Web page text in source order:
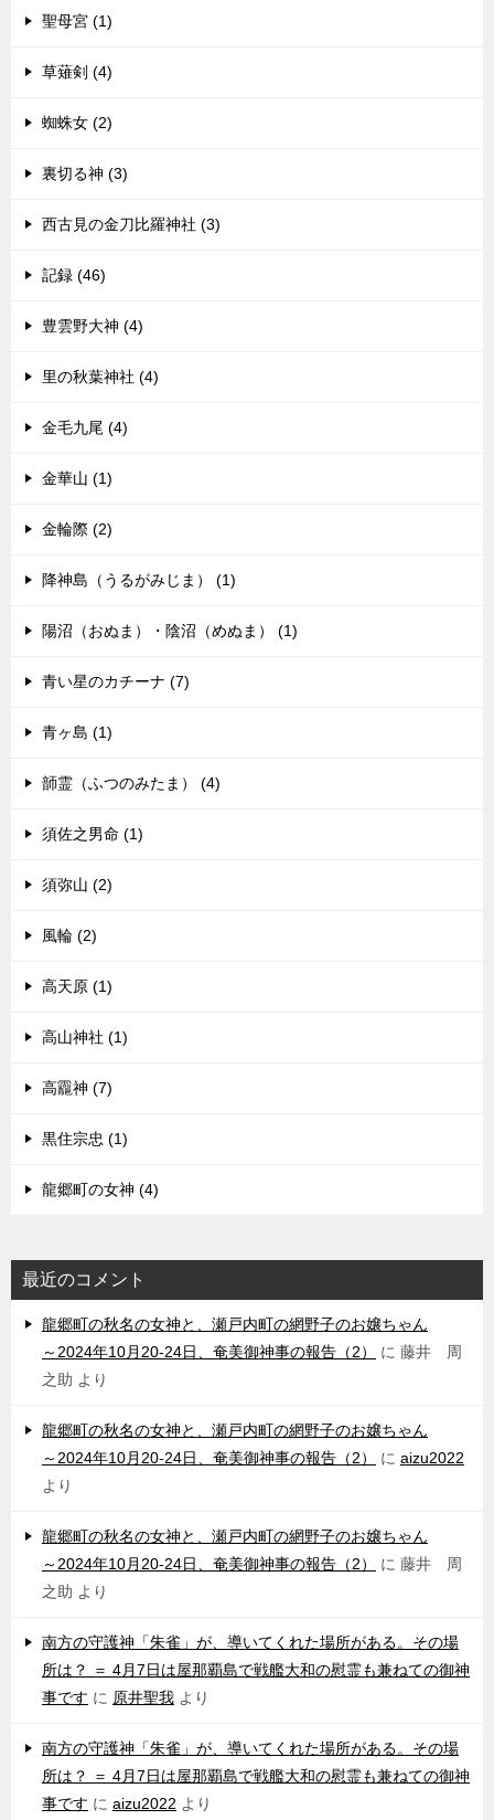
聖母宮 (1)
草薙剣 (4)
蜘蛛女 (2)
裏切る神 (3)
西古見の金刀比羅神社 (3)
記録 (46)
豊雲野大神 (4)
里の秋葉神社 (4)
金毛九尾 (4)
金華山 (1)
金輪際 (2)
降神島（うるがみじま） (1)
陽沼（おぬま）・陰沼（めぬま） (1)
青い星のカチーナ (7)
青ヶ島 (1)
韴霊（ふつのみたま） (4)
須佐之男命 (1)
須弥山 (2)
風輪 (2)
高天原 (1)
高山神社 (1)
高龗神 (7)
黒住宗忠 (1)
龍郷町の女神 (4)
最近のコメント
龍郷町の秋名の女神と、瀬戸内町の網野子のお嬢ちゃん
～2024年10月20-24日、奄美御神事の報告（2）
に 藤井 周
之助 より
龍郷町の秋名の女神と、瀬戸内町の網野子のお嬢ちゃん
～2024年10月20-24日、奄美御神事の報告（2）
に aizu2022
より
龍郷町の秋名の女神と、瀬戸内町の網野子のお嬢ちゃん
～2024年10月20-24日、奄美御神事の報告（2）
に 藤井 周
之助 より
南方の守護神「朱雀」が、導いてくれた場所がある。その場
所は？ ＝ 4月7日は屋那覇島で戦艦大和の慰霊も兼ねての御神
事です に 原井聖我 より
南方の守護神「朱雀」が、導いてくれた場所がある。その場
所は？ ＝ 4月7日は屋那覇島で戦艦大和の慰霊も兼ねての御神
事です に aizu2022 より